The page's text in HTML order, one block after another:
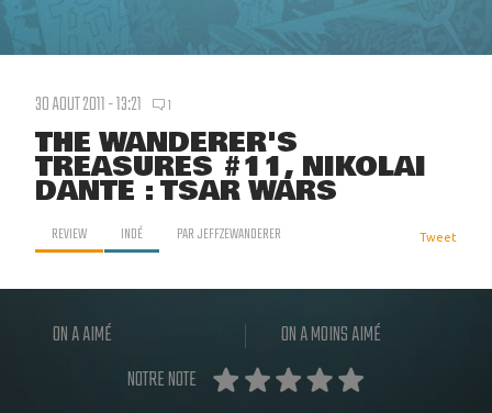
30 AOUT 2011 - 13:21 1
THE WANDERER'S
TREASURES #11, NIKOLAI
DANTE : TSAR WARS
REVIEW INDÉ PARJEFFZEWANDERER Tweet
ON A AIMÉ
ON A MOINS AIMÉ
NOTRE NOTE